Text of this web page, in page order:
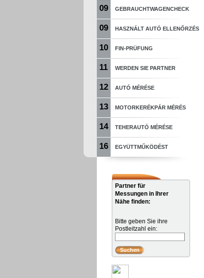
09 GEBRAUCHTWAGENCHECK
09 HASZNÁLT AUTÓ ELLENŐRZÉS
10 FIN-PRÜFUNG
11 WERDEN SIE PARTNER
12 AUTÓ MÉRÉSE
13 MOTORKERÉKPÁR MÉRÉS
14 TEHERAUTÓ MÉRÉSE
16 EGYÜTTMŰKÖDÉST
Partner für
Messungen in Ihrer
Nähe finden:
Bitte geben Sie ihre
Postleitzahl ein: